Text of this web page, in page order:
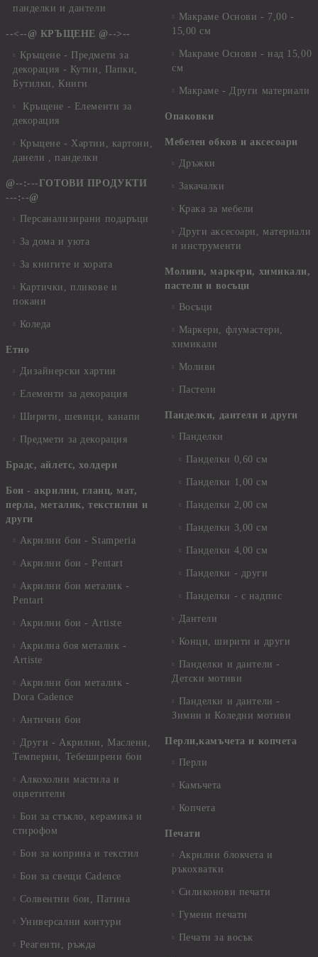
панделки и дантели
--<--@ КРЪЩЕНЕ @-->--
Кръщене - Предмети за
декорация - Кутии, Папки,
Бутилки, Книги
Кръщене - Елементи за
декорация
Кръщене - Хартии, картони,
данели , панделки
@--:---ГОТОВИ ПРОДУКТИ
---:--@
Персанализирани подаръци
За дома и уюта
За книгите и хората
Картички, пликове и
покани
Коледа
Етно
Дизайнерски хартии
Елементи за декорация
Ширити, шевици, канапи
Предмети за декорация
Брадс, айлетс, холдери
Бои - акрилни, гланц, мат,
перла, металик, текстилни и
други
Акрилни бои - Stamperia
Акрилни бои - Pentart
Акрилни бои металик -
Pentart
Акрилни бои - Artiste
Акрилна боя металик -
Artiste
Акрилни бои металик -
Dora Cadence
Антични бои
Други - Акрилни, Маслени,
Темперни, Тебеширени бои
Алкохолни мастила и
оцветители
Бои за стъкло, керамика и
стирофом
Бои за коприна и текстил
Бои за свещи Cadence
Солвентни бои, Патина
Универсални контури
Реагенти, ръжда
Макраме Основи - 7,00 -
15,00 см
Макраме Основи - над 15,00
см
Макраме - Други материали
Опаковки
Мебелен обков и аксесоари
Дръжки
Закачалки
Крака за мебели
Други аксесоари, материали
и инструменти
Моливи, маркери, химикали,
пастели и восъци
Восъци
Маркери, флумастери,
химикали
Моливи
Пастели
Панделки, дантели и други
Панделки
Панделки 0,60 см
Панделки 1,00 см
Панделки 2,00 см
Панделки 3,00 см
Панделки 4,00 см
Панделки - други
Панделки - с надпис
Дантели
Конци, ширити и други
Панделки и дантели -
Детски мотиви
Панделки и дантели -
Зимни и Коледни мотиви
Перли,камъчета и копчета
Перли
Камъчета
Копчета
Печати
Акрилни блокчета и
ръкохватки
Силиконови печати
Гумени печати
Печати за восък